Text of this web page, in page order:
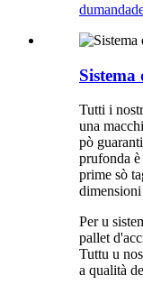
dumanda
Tutti i
una
pò
prufonda
prime sò
Per u
pallet
Tuttu u
a qualità